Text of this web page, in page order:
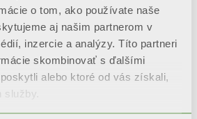
o tom, ako používate naše
aj našim partnerom v
inzercie a analýzy. Títo partneri
skombinovať s ďalšími
alebo ktoré od vás získali,
alla corrosione
zmenám vďaka
náteru: anaforéza a